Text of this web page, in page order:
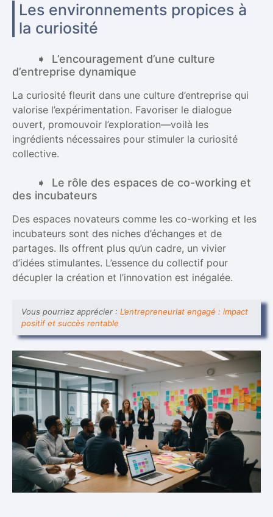
Les environnements propices à
la curiosité
L’encouragement d’une culture
d’entreprise dynamique
La curiosité fleurit dans une culture d’entreprise qui
valorise l’expérimentation. Favoriser le dialogue
ouvert, promouvoir l’exploration—voilà les
ingrédients nécessaires pour stimuler la curiosité
collective.
Le rôle des espaces de co-working et
des incubateurs
Des espaces novateurs comme les co-working et les
incubateurs sont des niches d’échanges et de
partages. Ils offrent plus qu’un cadre, un vivier
d’idées stimulantes. L’essence du collectif pour
décupler la création et l’innovation est inégalée.
Vous pourriez apprécier : L’entrepreneuriat engagé : impact
positif et succès rentable